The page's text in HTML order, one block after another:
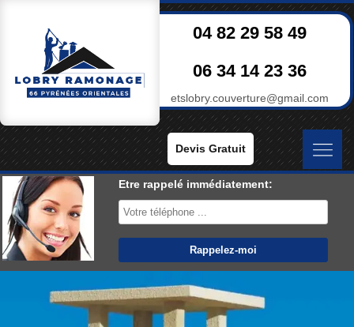
04 82 29 58 49
06 34 14 23 36
etslobry.couverture@gmail.com
Devis Gratuit
Etre rappelé immédiatement: